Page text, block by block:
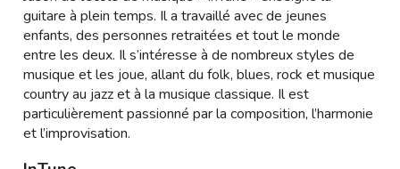
guitare à plein temps. Il a travaillé avec de jeunes
enfants, des personnes retraitées et tout le monde
entre les deux. Il s’intéresse à de nombreux styles de
musique et les joue, allant du folk, blues, rock et musique
country au jazz et à la musique classique. Il est
particulièrement passionné par la composition, l’harmonie
et l’improvisation.